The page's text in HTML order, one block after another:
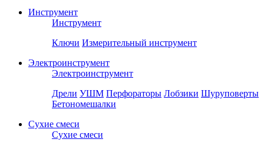
Инструмент
Инструмент
Ключи Измерительный инструмент
Электроинструмент
Электроинструмент
Дрели УШМ Перфораторы Лобзики Шуруповерты
Бетономешалки
Сухие смеси
Сухие смеси